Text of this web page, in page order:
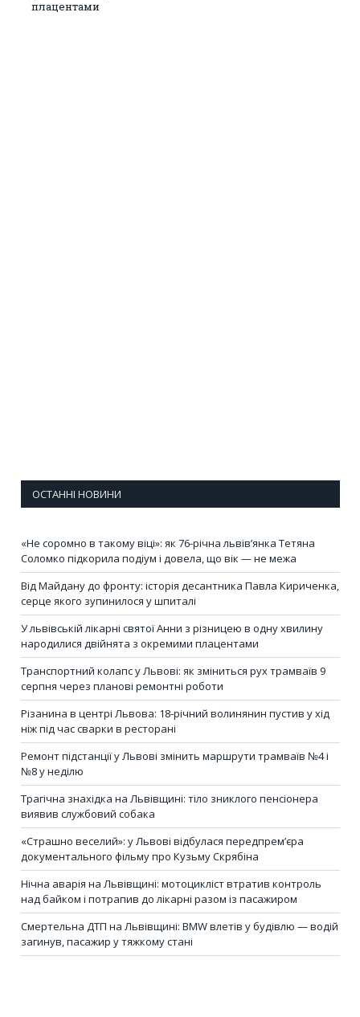
плацентами
ОСТАННІ НОВИНИ
«Не соромно в такому віці»: як 76-річна львів’янка Тетяна
Соломко підкорила подіум і довела, що вік — не межа
Від Майдану до фронту: історія десантника Павла Кириченка,
серце якого зупинилося у шпиталі
У львівській лікарні святої Анни з різницею в одну хвилину
народилися двійнята з окремими плацентами
Транспортний колапс у Львові: як зміниться рух трамваїв 9
серпня через планові ремонтні роботи
Різанина в центрі Львова: 18-річний волинянин пустив у хід
ніж під час сварки в ресторані
Ремонт підстанції у Львові змінить маршрути трамваїв №4 і
№8 у неділю
Трагічна знахідка на Львівщині: тіло зниклого пенсіонера
виявив службовий собака
«Страшно веселий»: у Львові відбулася передпрем’єра
документального фільму про Кузьму Скрябіна
Нічна аварія на Львівщині: мотоцикліст втратив контроль
над байком і потрапив до лікарні разом із пасажиром
Смертельна ДТП на Львівщині: BMW влетів у будівлю — водій
загинув, пасажир у тяжкому стані